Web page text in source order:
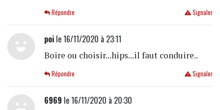
Signaler
Répondre
poile 16/11/2020 à 23:11
Boire ou choisir...hips...il faut conduire..
Signaler
Répondre
6969 le 16/11/2020 à 20:30